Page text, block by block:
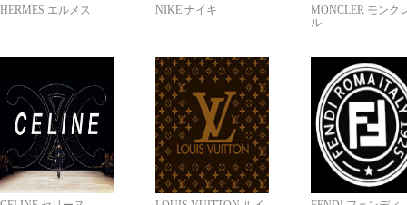
HERMES エルメス NIKE ナイキ
MONCLER モンク
ル